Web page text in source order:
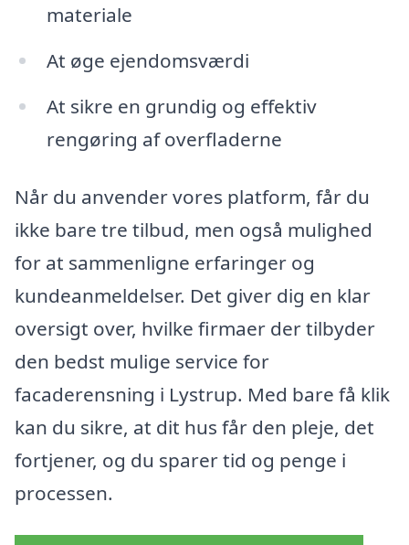
materiale
At øge ejendomsværdi
At sikre en grundig og effektiv
rengøring af overfladerne
Når du anvender vores platform, får du
ikke bare tre tilbud, men også mulighed
for at sammenligne erfaringer og
kundeanmeldelser. Det giver dig en klar
oversigt over, hvilke firmaer der tilbyder
den bedst mulige service for
facaderensning i Lystrup. Med bare få klik
kan du sikre, at dit hus får den pleje, det
fortjener, og du sparer tid og penge i
processen.